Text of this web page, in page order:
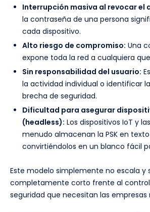
Interrupción masiva al revocar el
la contraseña de una persona
cada dispositivo.
Alto riesgo de compromiso: Una
expone toda la red a cualquiera
Sin responsabilidad del usuario:
la actividad individual o identificar
brecha de seguridad.
Dificultad para asegurar
(headless): Los dispositivos IoT y
menudo almacenan la PSK en
convirtiéndolos en un blanco fácil
Este modelo simplemente no escala y
completamente corto frente al control
seguridad que necesitan las empresas